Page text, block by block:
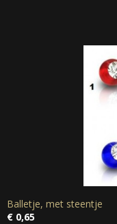
Balletje, met steentje
€ 0,65